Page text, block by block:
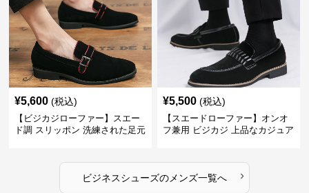
¥5,600 (税込)
【ビジカジローファー】スエー
ド調 スリッポン 洗練された足元
¥5,500 (税込)
【スエードローファー】オンオ
フ兼用 ビジカジ 上品なカジュア
ビジネスシューズのメンズ一覧へ ›